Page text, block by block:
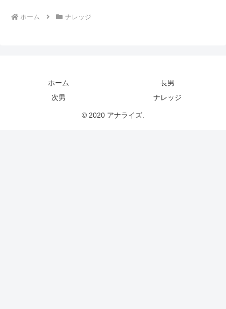
ホーム ナレッジ
ホーム
長男
次男
ナレッジ
© 2020 アナライズ.